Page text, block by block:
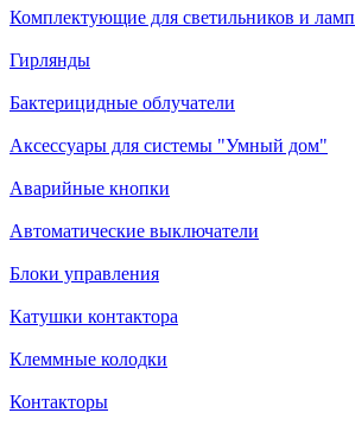
Комплектующие для светильников и ламп
Гирлянды
Бактерицидные облучатели
Аксессуары для системы "Умный дом"
Аварийные кнопки
Автоматические выключатели
Блоки управления
Катушки контактора
Клеммные колодки
Контакторы